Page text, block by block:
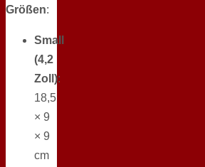
Größen:
Small
(4,2
Zoll):
18,5
× 9
× 9
cm